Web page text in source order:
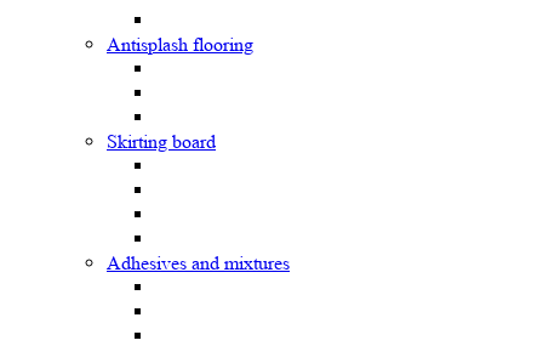
Antisplash flooring
Skirting board
Adhesives and mixtures